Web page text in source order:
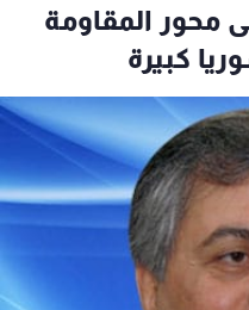
محور المقاومة
كبيرة